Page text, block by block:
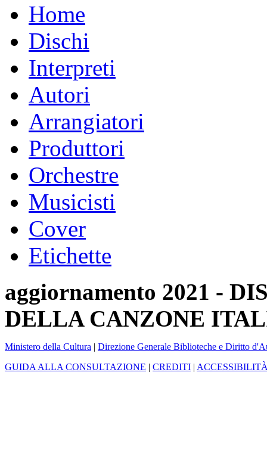
Home
Dischi
Interpreti
Autori
Arrangiatori
Produttori
Orchestre
Musicisti
Cover
Etichette
aggiornamento 2021 -
DELLA CANZONE
Ministero della Cultura | Direzione Generale Biblioteche e Diritto
GUIDA ALLA CONSULTAZIONE | CREDITI |